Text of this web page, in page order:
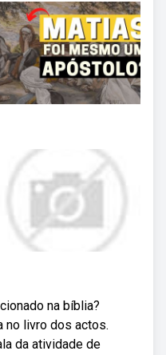
na bíblia?
no livro dos actos.
da atividade de